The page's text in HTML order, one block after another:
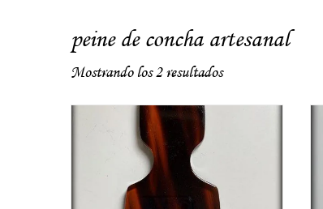
peine de concha artesanal
Mostrando los 2 resultados